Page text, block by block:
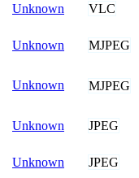
Unknown VLC
Unknown MJPEG
Unknown MJPEG
Unknown JPEG
Unknown JPEG